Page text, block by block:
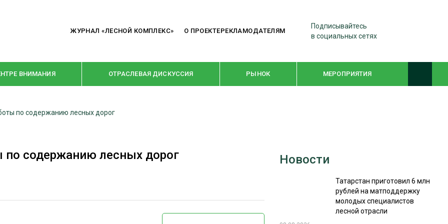
ЖУРНАЛ «ЛЕСНОЙ КОМПЛЕКС» О ПРОЕКТЕРЕКЛАМОДАТЕЛЯМ
Подписывайтесь
в социальных сетях
ВНИМАНИЯ ОТРАСЛЕВАЯ ДИСКУССИЯ РЫНОК МЕРОПРИЯТИЯ
КРУПНЫМ ПЛАНОМ
ПРЕДПРИЯТИЯ ЛПК
WOODEX-2021
СУШКА ДРЕВЕСИНЫ
по содержанию лесных дорог
содержанию лесных дорог Новости
Татарстан приготовил 6 млн
рублей на матподдержку
молодых специалистов
лесной отрасли